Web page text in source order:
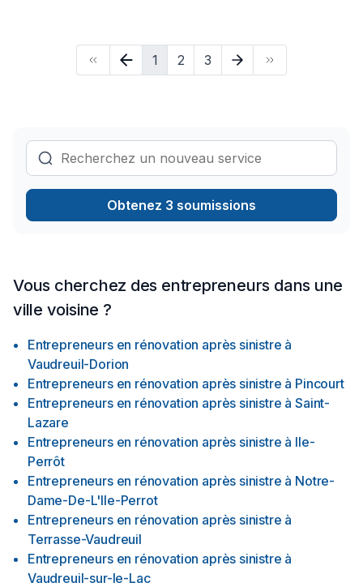
Lanaudière,Laurentides,Laval,Montérégie,Montréal. Grâce à
notre approche centrée sur le client, nous proposons des
solutions adaptées à vos besoins spécifiques et à votre
1 2 3
Obtenez 3 soumissions
Vous cherchez des entrepreneurs dans une
ville voisine ?
Entrepreneurs en rénovation après sinistre à
Vaudreuil-Dorion
Entrepreneurs en rénovation après sinistre à Pincourt
Entrepreneurs en rénovation après sinistre à Saint-
Lazare
Entrepreneurs en rénovation après sinistre à Ile-
Perrôt
Entrepreneurs en rénovation après sinistre à Notre-
Dame-De-L'Ile-Perrot
Entrepreneurs en rénovation après sinistre à
Terrasse-Vaudreuil
Entrepreneurs en rénovation après sinistre à
Vaudreuil-sur-le-Lac